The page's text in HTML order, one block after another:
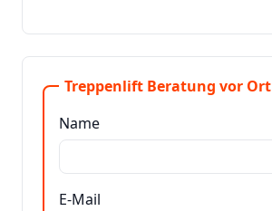
Treppenlift Beratung vor Ort
Name
E-Mail